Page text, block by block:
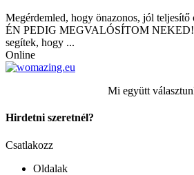
Megérdemled, hogy önazonos, jól
ÉN PEDIG MEGVALÓSÍTOM NEKED!
segítek, hogy ...
Online
Mi együtt
Hirdetni szeretnél?
Csatlakozz
Oldalak